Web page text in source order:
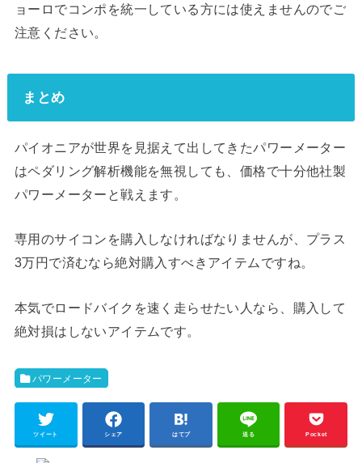
ョーロでコンポを統一している方には使えませんのでご
注意ください。
まとめ
パイオニアが世界を見据えて出してきたパワーメーター
はペダリング解析機能を無視しても、価格で十分他社製
パワーメーターと戦えます。
専用のサイコンを購入しなければなりませんが、プラス
3万円で済むなら絶対購入すべきアイテムですね。
本気でロードバイクを速く走らせたい人なら、購入して
絶対損はしないアイテムです。
パワーメーター
ツイート シェア はてブ 送る Pocket